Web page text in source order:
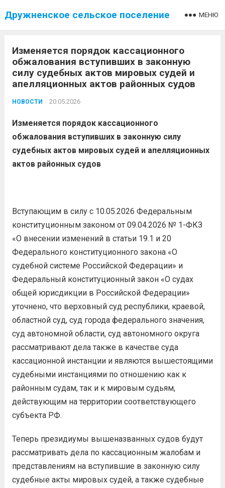
Дружненское сельское поселение МЕНЮ
Изменяется порядок кассационного
обжалования вступивших в законную
силу судебных актов мировых судей и
апелляционных актов районных судов
НОВОСТИ 20.05.2026
Изменяется порядок кассационного
обжалования вступивших в законную силу
судебных актов мировых судей и апелляционных
актов районных судов
Вступающим в силу с 10.05.2026 Федеральным
конституционным законом от 09.04.2026 № 1-ФКЗ
«О внесении изменений в статьи 19.1 и 20
Федерального конституционного закона «О
судебной системе Российской Федерации» и
Федеральный конституционный закон «О судах
общей юрисдикции в Российской Федерации»
уточнено, что верховный суд республики, краевой,
областной суд, суд города федерального значения,
суд автономной области, суд автономного округа
рассматривают дела также в качестве суда
кассационной инстанции и являются вышестоящими
судебными инстанциями по отношению как к
районным судам, так и к мировым судьям,
действующим на территории соответствующего
субъекта РФ.
Теперь президиумы вышеназванных судов будут
рассматривать дела по кассационным жалобам и
представлениям на вступившие в законную силу
судебные акты мировых судей, а также судебные